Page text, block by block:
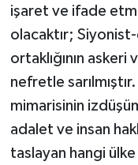
işaret ve ifade
olacaktır;
ortaklığının
nefretle
mimarisinin
adalet ve insan
taslayan hangi